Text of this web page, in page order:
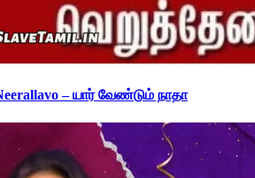
– யார் வேண்டும் நாதா